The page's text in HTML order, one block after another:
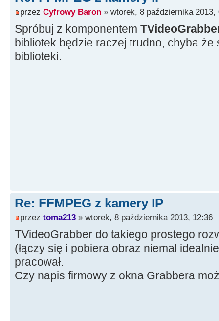
przez Cyfrowy Baron » wtorek, 8 października 2013,
Spróbuj z komponentem
bibliotek będzie raczej trudno, chyba
biblioteki.
Re: FFMPEG z kamery IP
przez toma213 » wtorek, 8 października 2013, 12:36
TVideoGrabber do takiego prostego
(łączy się i pobiera obraz niemal
pracował.
Czy napis firmowy z okna Grabbera